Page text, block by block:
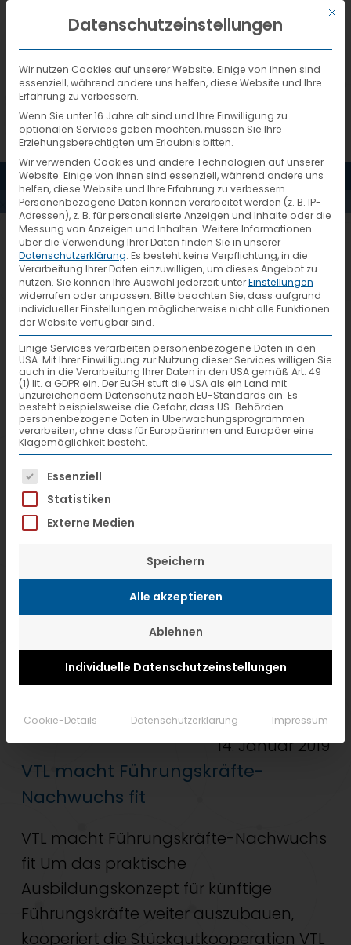
DEUTSCH
MENÜ
START DER
ERSTEN
PRAXISPHASE
BEI VTL
(10/2018)
Aktuelles
26. Februar 2019
Start der ersten Praxisphase bei
VTL (10/2018)
Start der ersten Praxisphase bei VTL
(10/2018) Das duale Studium hat für
mich im Oktober 2018 mit der
Praxisphase bei VTL begonnen. Hier
kenne ich mich natürlich bereits gut
aus; da ich hier meine Ausbildung zur
Kauffrau für Spedition und
Logistikdienstleistung absolviert habe.
Aufgrund meiner guten Leistungen
erhielt ich im Anschluss die Chance auf
Weiterlesen
14. Januar 2019
VTL macht Führungskräfte-
Nachwuchs fit
VTL macht Führungskräfte-Nachwuchs
fit Um das praktische
Ausbildungskonzept für künftige
Führungskräfte weiter auszubauen,
kooperiert die Stückgutkooperation VTL
Mit
Datenschutzeinstellungen
Wir nutzen Cookies auf unserer Website. Einige von ihnen sind
essenziell, während andere uns helfen, diese Website und Ihre
Erfahrung zu verbessern.
Wenn Sie unter 16 Jahre alt sind und Ihre Einwilligung zu
optionalen Services geben möchten, müssen Sie Ihre
Erziehungsberechtigten um Erlaubnis bitten.
Wir verwenden Cookies und andere Technologien auf unserer
Website. Einige von ihnen sind essenziell, während andere uns
helfen, diese Website und Ihre Erfahrung zu verbessern.
Personenbezogene Daten können verarbeitet werden (z. B. IP-
Adressen), z. B. für personalisierte Anzeigen und Inhalte oder die
Messung von Anzeigen und Inhalten. Weitere Informationen
über die Verwendung Ihrer Daten finden Sie in unserer
Datenschutzerklärung. Es besteht keine Verpflichtung, in die
Verarbeitung Ihrer Daten einzuwilligen, um dieses Angebot zu
nutzen. Sie können Ihre Auswahl jederzeit unterEinstellungen
widerrufen oder anpassen. Bitte beachten Sie, dass aufgrund
individueller Einstellungen möglicherweise nicht alle Funktionen
der Website verfügbar sind.
Einige Services verarbeiten personenbezogene Daten in den
USA. Mit Ihrer Einwilligung zur Nutzung dieser Services willigen Sie
auch in die Verarbeitung Ihrer Daten in den USA gemäß Art. 49
(1) lit. a GDPR ein. Der EuGH stuft die USA als ein Land mit
unzureichendem Datenschutz nach EU-Standards ein. Es
besteht beispielsweise die Gefahr, dass US-Behörden
personenbezogene Daten in Überwachungsprogrammen
verarbeiten, ohne dass für Europäerinnen und Europäer eine
Klagemöglichkeit besteht.
Es folgt eine Liste der Service-Gruppen,
Essenziell
Statistiken
Externe Medien
Speichern
Alle akzeptieren
Ablehnen
Individuelle Datenschutzeinstellungen
Cookie-Details Datenschutzerklärung Impressum